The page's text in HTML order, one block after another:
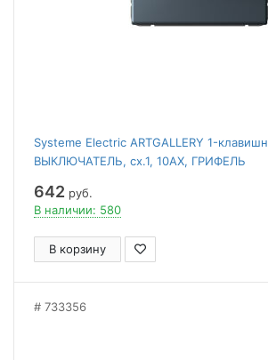
Systeme Electric ARTGALLERY 1-
ВЫКЛЮЧАТЕЛЬ, сх.1, 10АХ, ГРИФЕЛЬ
642 руб.
В наличии: 580
В корзину
733356